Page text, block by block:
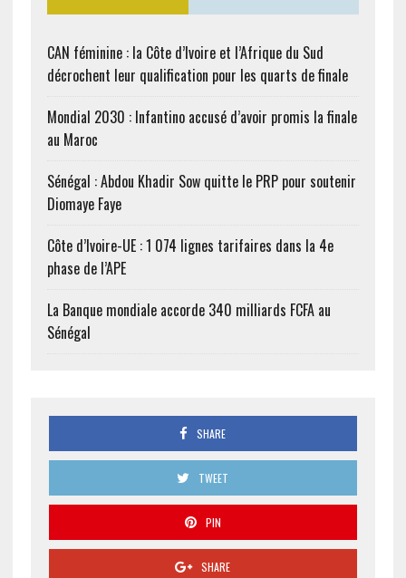
CAN féminine : la Côte d’Ivoire et l’Afrique du Sud
décrochent leur qualification pour les quarts de finale
Mondial 2030 : Infantino accusé d’avoir promis la finale
au Maroc
Sénégal : Abdou Khadir Sow quitte le PRP pour soutenir
Diomaye Faye
Côte d’Ivoire-UE : 1 074 lignes tarifaires dans la 4e
phase de l’APE
La Banque mondiale accorde 340 milliards FCFA au
Sénégal
SHARE
TWEET
PIN
SHARE